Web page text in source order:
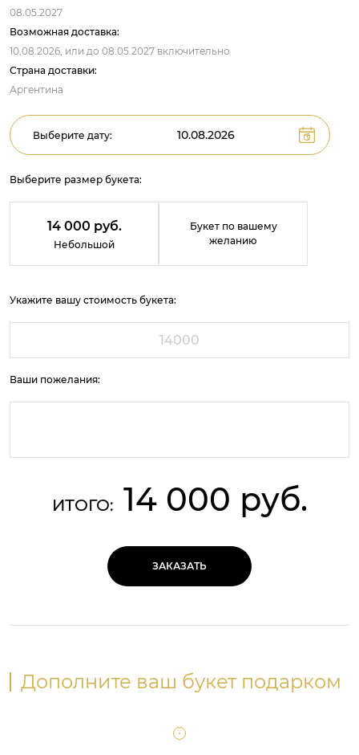
08.05.2027
Возможная доставка:
10.08.2026, или до 08.05.2027 включительно
Страна доставки:
Аргентина
Выберите дату:
Выберите размер букета:
14 000 руб.
Небольшой
Букет по вашему
желанию
Укажите вашу стоимость букета:
Ваши пожелания:
ИТОГО: 14 000 руб.
ЗАКАЗАТЬ
Дополните ваш букет подарком